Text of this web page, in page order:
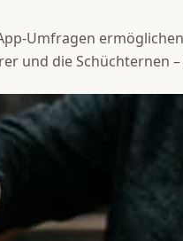
Umfragen
und die Schüchternen